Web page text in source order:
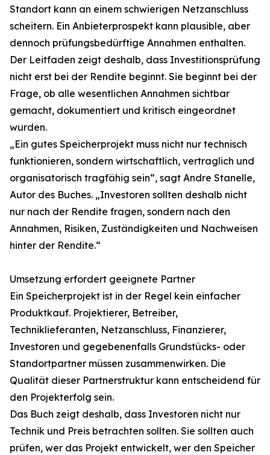
Standort kann an einem schwierigen Netzanschluss
scheitern. Ein Anbieterprospekt kann plausible, aber
dennoch prüfungsbedürftige Annahmen enthalten.
Der Leitfaden zeigt deshalb, dass Investitionsprüfung
nicht erst bei der Rendite beginnt. Sie beginnt bei der
Frage, ob alle wesentlichen Annahmen sichtbar
gemacht, dokumentiert und kritisch eingeordnet
wurden.
„Ein gutes Speicherprojekt muss nicht nur technisch
funktionieren, sondern wirtschaftlich, vertraglich und
organisatorisch tragfähig sein“, sagt Andre Stanelle,
Autor des Buches. „Investoren sollten deshalb nicht
nur nach der Rendite fragen, sondern nach den
Annahmen, Risiken, Zuständigkeiten und Nachweisen
hinter der Rendite.“
Umsetzung erfordert geeignete Partner
Ein Speicherprojekt ist in der Regel kein einfacher
Produktkauf. Projektierer, Betreiber,
Techniklieferanten, Netzanschluss, Finanzierer,
Investoren und gegebenenfalls Grundstücks- oder
Standortpartner müssen zusammenwirken. Die
Qualität dieser Partnerstruktur kann entscheidend für
den Projekterfolg sein.
Das Buch zeigt deshalb, dass Investoren nicht nur
Technik und Preis betrachten sollten. Sie sollten auch
prüfen, wer das Projekt entwickelt, wer den Speicher